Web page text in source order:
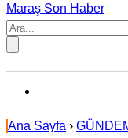
Maraş Son Haber
Ana Sayfa ›